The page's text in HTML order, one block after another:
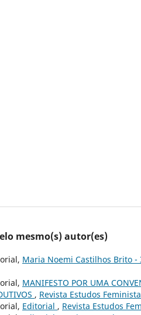
mesmo(s) autor(es)
Maria Noemi Castilhos Brito
MANIFESTO POR UMA
, Revista Estudos
Editorial , Revista Estudos